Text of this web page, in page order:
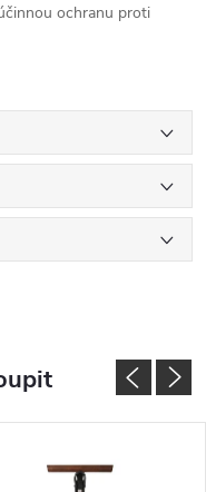
ochranu proti